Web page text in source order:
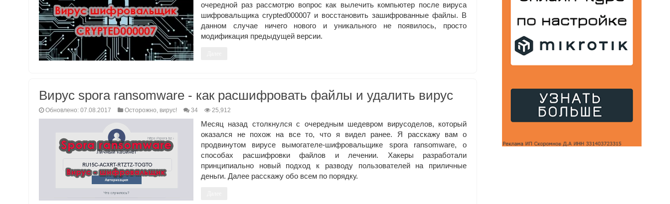
очередной раз рассмотрю вопрос как вылечить компьютер после вируса
шифровальщика crypted000007 и восстановить зашифрованные файлы. В
данном случае ничего нового и уникального не появилось, просто
модификация предыдущей версии.
Вирус spora ransomware - как расшифровать файлы и удалить вирус
Обновлено: 07.08.2017 Осторожно, вирус! 34 25,912
Месяц назад столкнулся с очередным шедевром вирусоделов, который
оказался не похож на все то, что я видел ранее. Я расскажу вам о
продвинутом вирусе вымогателе-шифровальщике spora ransomware, о
способах расшифровки файлов и лечении. Хакеры разработали
принципиально новый подход к разводу пользователей на приличные
деньги. Далее расскажу обо всем по порядку.